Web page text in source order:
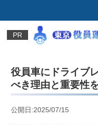
PR
役員車にドライブ
べき理由と重要性
公開日:2025/07/15